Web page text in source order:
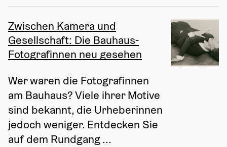
Zwischen Kamera und
Gesellschaft: Die Bauhaus-
Fotografinnen neu gesehen
Wer waren die Fotografinnen
am Bauhaus? Viele ihrer Motive
sind bekannt, die Urheberinnen
jedoch weniger. Entdecken Sie
auf dem Rundgang ...